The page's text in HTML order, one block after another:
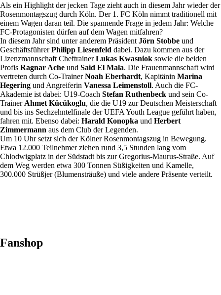
Als ein Highlight der jecken Tage zieht auch in diesem Jahr wieder der
Rosenmontagszug durch Köln. Der 1. FC Köln nimmt traditionell mit
einem Wagen daran teil. Die spannende Frage in jedem Jahr: Welche
FC-Protagonisten dürfen auf dem Wagen mitfahren?
In diesem Jahr sind unter anderem Präsident Jörn Stobbe und
GeschäftsführerPhilipp Liesenfeld dabei. Dazu kommen aus der
Lizenzmannschaft CheftrainerLukas Kwasniok sowie die beiden
Profis Ragnar Ache und Said El Mala. Die Frauenmannschaft wird
vertreten durch Co-TrainerNoah Eberhardt, Kapitänin Marina
Hegering und Angreiferin Vanessa Leimenstoll. Auch die FC-
Akademie ist dabei: U19-Coach Stefan Ruthenbeck und sein Co-
Trainer Ahmet Kücükoglu, die die U19 zur Deutschen Meisterschaft
und bis ins Sechzehntelfinale der UEFA Youth League geführt haben,
fahren mit. Ebenso dabei: Harald Konopka und Herbert
Zimmermann aus dem Club der Legenden.
Um 10 Uhr setzt sich der Kölner Rosenmontagszug in Bewegung.
Etwa 12.000 Teilnehmer ziehen rund 3,5 Stunden lang vom
Chlodwigplatz in der Südstadt bis zur Gregorius-Maurus-Straße. Auf
dem Weg werden etwa 300 Tonnen Süßigkeiten und Kamelle,
300.000 Strüßjer (Blumensträuße) und viele andere Präsente verteilt.
Fanshop